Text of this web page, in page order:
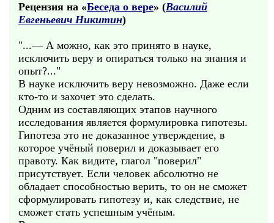
Рецензия на «Беседа о вере» (Василий
Евгеньевич Никитин)
"...— А можно, как это принято в науке,
исключить веру и опираться только на знания и
опыт?..."
В науке исключить веру невозможно. Даже если
кто-то и захочет это сделать.
Одним из составляющих этапов научного
исследования является формулировка гипотезы.
Гипотеза это не доказанное утверждение, в
которое учёный поверил и доказывает его
правоту. Как видите, глагол "поверил"
присутствует. Если человек абсолютно не
обладает способностью верить, то он не сможет
сформулировать гипотезу и, как следствие, не
сможет стать успешным учёным.